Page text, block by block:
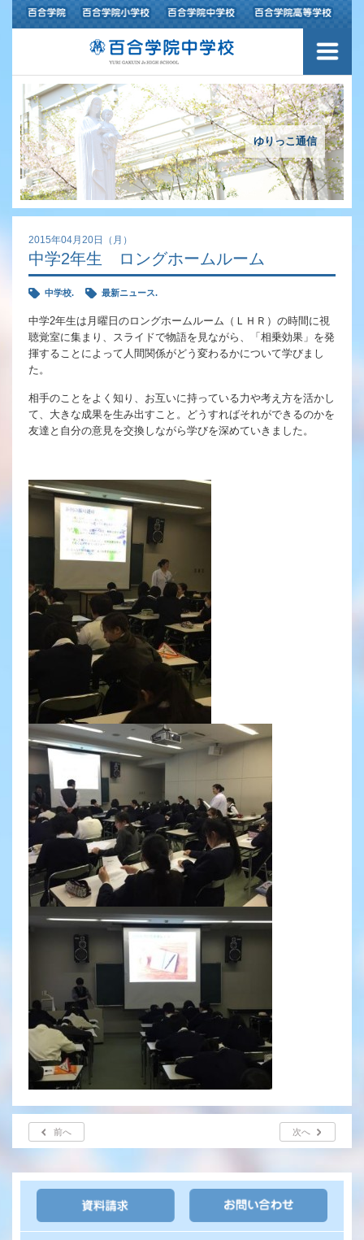
ゆりっこ通信
2015年04月20日（月）
中学2年生 ロングホームルーム
中学校. 最新ニュース.
中学2年生は月曜日のロングホームルーム（ＬＨＲ）の時間に視
聴覚室に集まり、スライドで物語を見ながら、「相乗効果」を発
揮することによって人間関係がどう変わるかについて学びまし
た。
相手のことをよく知り、お互いに持っている力や考え方を活かし
て、大きな成果を生み出すこと。どうすればそれができるのかを
友達と自分の意見を交換しながら学びを深めていきました。
前へ 次へ
ご挨拶
学校紹介
アクセスマップ
沿革
中高一貫教育〜6年間の流れ〜
学習指導の特色
英語教育
キャリア教育
行事スケジュール
制服紹介
2027年度 入試について
帰国子女・転編入試験募集要項
入学金・学費
特待生・学費減免制度
入試関連よくある質問
入試イベント情報
進路実績
推薦制度
進路指導